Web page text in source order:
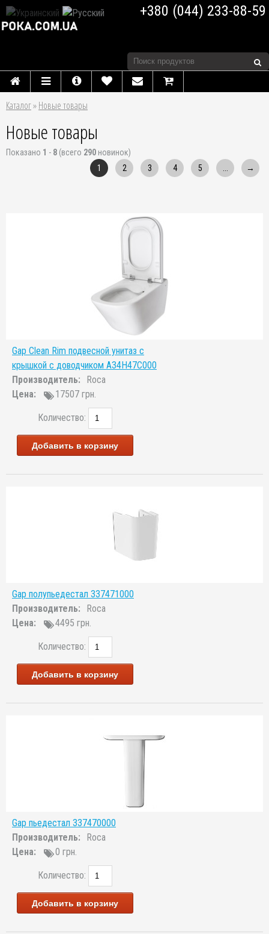
+380 (044) 233-88-59
Каталог»Новые товары
Новые товары
Показано 1 - 8 (всего 290 новинок)
1
2 3 4 5 →
Gap Clean Rim подвесной унитаз с
крышкой с доводчиком A34H47C000
Производитель:
Roca
Цена:
17507 грн.
Количество:
Добавить в корзину
Gap полупьедестал 337471000
Производитель:
Roca
Цена:
4495 грн.
Количество:
Добавить в корзину
Gap пьедестал 337470000
Производитель:
Roca
Цена:
0 грн.
Количество:
Добавить в корзину